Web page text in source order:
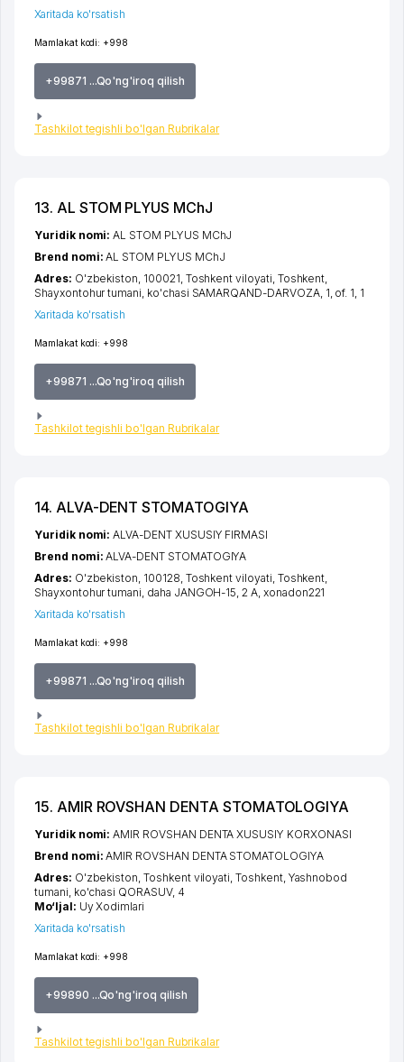
Mamlakat kodi: +998
+99871 ...Qo'ng'iroq qilish
Tashkilot tegishli bo'lgan Rubrikalar
Xaritada ko'rsatish
13. AL STOM PLYUS MChJ
Mamlakat kodi: +998
+99871 ...Qo'ng'iroq qilish
Tashkilot tegishli bo'lgan Rubrikalar
Yuridik nomi:AL STOM PLYUS MChJ
Brend nomi:AL STOM PLYUS MChJ
Adres: O'zbekiston, 100021, Toshkent viloyati Toshkent
Shayxontohur tumani ko'chasi SAMARQAND-DARVOZA, 1, of. 1, 1
Xaritada ko'rsatish
14. ALVA-DENT STOMATOGIYA
Mamlakat kodi: +998
+99871 ...Qo'ng'iroq qilish
Tashkilot tegishli bo'lgan Rubrikalar
Yuridik nomi:ALVA-DENT XUSUSIY FIRMASI
Brend nomi:ALVA-DENT STOMATOGIYA
Adres: O'zbekiston, 100128, Toshkent viloyati Toshkent
Shayxontohur tumani daha JANGOH-15 , 2 A, xonadon221
Xaritada ko'rsatish
15. AMIR ROVSHAN DENTA STOMATOLOGIYA
Mamlakat kodi: +998
+99890 ...Qo'ng'iroq qilish
Tashkilot tegishli bo'lgan Rubrikalar
Yuridik nomi:AMIR ROVSHAN DENTA XUSUSIY KORXONASI
Brend nomi:AMIR ROVSHAN DENTA STOMATOLOGIYA
Adres: O'zbekiston,Toshkent viloyati ,Toshkent, Yashnobod
tumani ko'chasi QORASUV, 4
Mo‘ljal: Uy Xodimlari
Xaritada ko'rsatish